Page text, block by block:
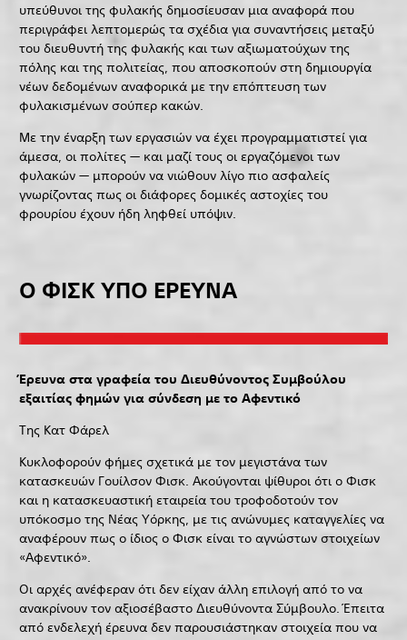
υπεύθυνοι της φυλακής δημοσίευσαν μια αναφορά που
περιγράφει λεπτομερώς τα σχέδια για συναντήσεις μεταξύ
του διευθυντή της φυλακής και των αξιωματούχων της
πόλης και της πολιτείας, που αποσκοπούν στη δημιουργία
νέων δεδομένων αναφορικά με την επόπτευση των
φυλακισμένων σούπερ κακών.
Με την έναρξη των εργασιών να έχει προγραμματιστεί για
άμεσα, οι πολίτες — και μαζί τους οι εργαζόμενοι των
φυλακών — μπορούν να νιώθουν λίγο πιο ασφαλείς
γνωρίζοντας πως οι διάφορες δομικές αστοχίες του
φρουρίου έχουν ήδη ληφθεί υπόψιν.
Ο ΦΙΣΚ ΥΠΟ ΕΡΕΥΝΑ
Έρευνα στα γραφεία του Διευθύνοντος Συμβούλου
εξαιτίας φημών για σύνδεση με το Αφεντικό
Της Κατ Φάρελ
Κυκλοφορούν φήμες σχετικά με τον μεγιστάνα των
κατασκευών Γουίλσον Φισκ. Ακούγονται ψίθυροι ότι ο Φισκ
και η κατασκευαστική εταιρεία του τροφοδοτούν τον
υπόκοσμο της Νέας Υόρκης, με τις ανώνυμες καταγγελίες να
αναφέρουν πως ο ίδιος ο Φισκ είναι το αγνώστων στοιχείων
«Αφεντικό».
Οι αρχές ανέφεραν ότι δεν είχαν άλλη επιλογή από το να
ανακρίνουν τον αξιοσέβαστο Διευθύνοντα Σύμβουλο. Έπειτα
από ενδελεχή έρευνα δεν παρουσιάστηκαν στοιχεία που να